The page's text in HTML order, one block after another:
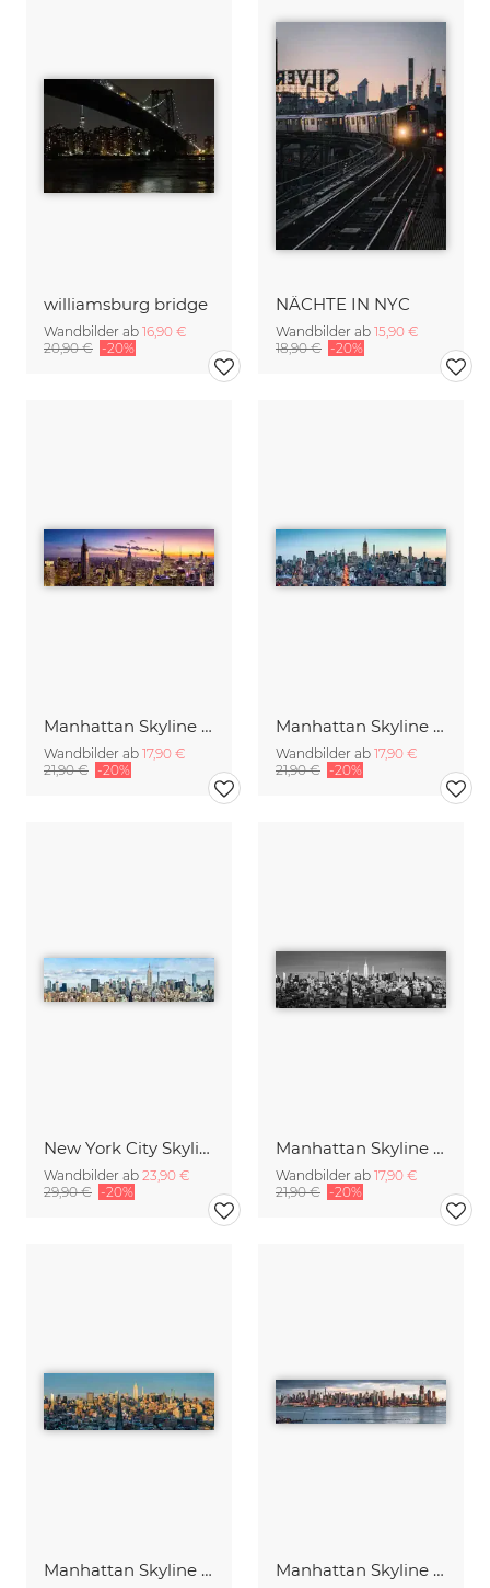
williamsburg bridge
Wandbilder ab 16,90 €
20,90 € -20%
NÄCHTE IN NYC
Wandbilder ab 15,90 €
18,90 € -20%
Manhattan Skyline Panorama am Abend
Wandbilder ab 17,90 €
21,90 € -20%
Manhattan Skyline Panorama bei Sonnenuntergang
Wandbilder ab 17,90 €
21,90 € -20%
New York City Skyline im Winter
Wandbilder ab 23,90 €
29,90 € -20%
Manhattan Skyline Panorama
Wandbilder ab 17,90 €
21,90 € -20%
Manhattan Skyline bei Sonnenuntergang Manhattan Skyline entlang dem Hudson River